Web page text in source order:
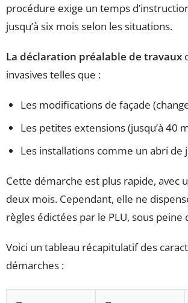
procédure exige un temps
jusqu’à six mois selon les situations.
La déclaration préalable de travaux
invasives telles que :
Les modifications de façade
Les petites extensions (jusqu’à 40
Les installations comme un abri
Cette démarche est plus rapide, avec
deux mois. Cependant, elle ne
règles édictées par le PLU, sous
Voici un tableau récapitulatif des
démarches :